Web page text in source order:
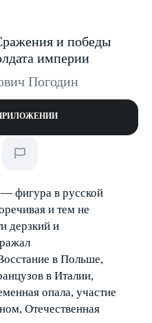
и победы
империи
Погодин
фигура в русской
и тем не
дерзкий и
в Польше,
в Италии,
опала, участие
­Отечественная